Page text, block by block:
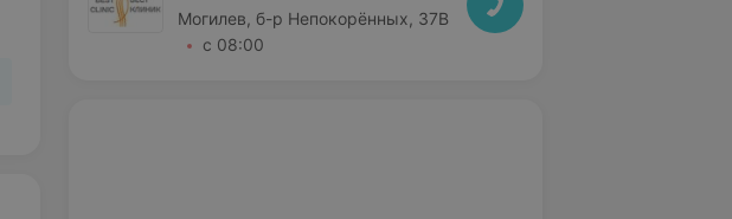
Могилев, б-р Непокорённых, 37В
с 08:00